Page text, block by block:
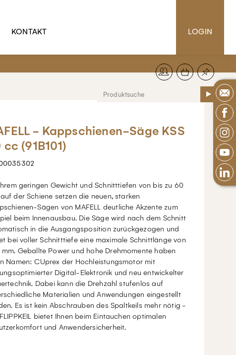
KONTAKT LOGIN
- Kappschienen-Säge KSS
cc (91B101)
geringen Gewicht und Schnitttiefen von bis zu 60
der Schiene setzen die neuen, starken
Sägen von MAFELL deutliche Akzente zum
beim Innenausbau. Die Säge wird nach dem Schnitt
in die Ausgangsposition zurückgezogen und
bei voller Schnitttiefe eine maximale Schnittlänge von
Geballte Power und hohe Drehmomente haben
Namen: CUprex der Hochleistungsmotor mit
Digital-Elektronik und neu entwickelter
Dabei kann die Drehzahl stufenlos auf
Materialien und Anwendungen eingestellt
Es ist kein Abschrauben des Spaltkeils mehr nötig -
bietet Ihnen beim Eintauchen optimalen
und Anwendersicherheit.